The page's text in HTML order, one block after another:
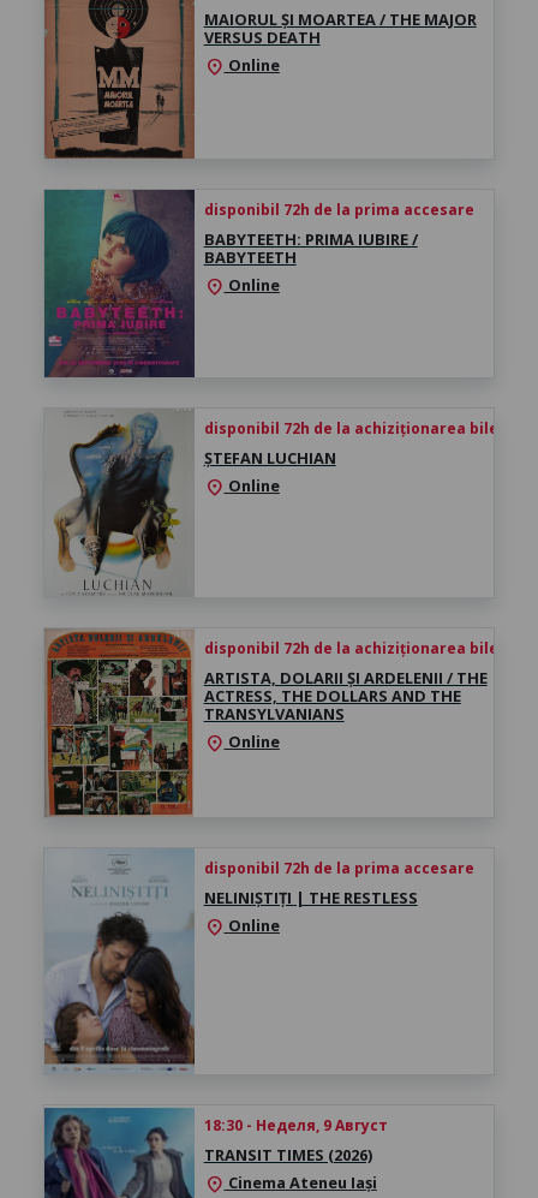
MAIORUL ȘI MOARTEA / THE MAJOR
VERSUS DEATH
location_on Online
disponibil 72h de la prima accesare
BABYTEETH: PRIMA IUBIRE /
BABYTEETH
location_on Online
disponibil 72h de la achiziționarea biletului
ȘTEFAN LUCHIAN
location_on Online
disponibil 72h de la achiziționarea biletului
ARTISTA, DOLARII ȘI ARDELENII / THE
ACTRESS, THE DOLLARS AND THE
TRANSYLVANIANS
location_on Online
disponibil 72h de la prima accesare
NELINIȘTIȚI | THE RESTLESS
location_on Online
18:30 - Неделя, 9 Август
TRANSIT TIMES (2026)
location_on Cinema Ateneu Iași